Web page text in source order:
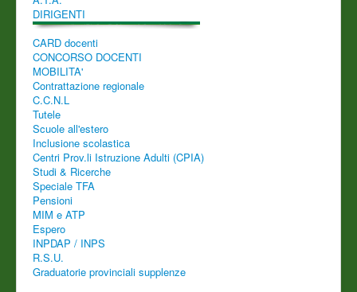
DIRIGENTI
CARD docenti
CONCORSO DOCENTI
MOBILITA'
Contrattazione regionale
C.C.N.L
Tutele
Scuole all'estero
Inclusione scolastica
Centri Prov.li Istruzione Adulti (CPIA)
Studi & Ricerche
Speciale TFA
Pensioni
MIM e ATP
Espero
INPDAP / INPS
R.S.U.
Graduatorie provinciali supplenze